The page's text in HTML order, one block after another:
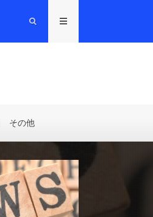
その他